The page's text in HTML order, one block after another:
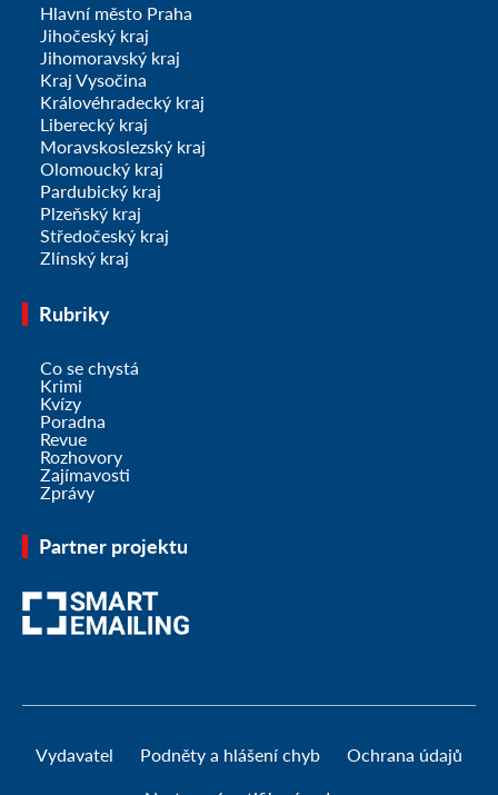
Hlavní město Praha
Jihočeský kraj
Jihomoravský kraj
Kraj Vysočina
Královéhradecký kraj
Liberecký kraj
Moravskoslezský kraj
Olomoucký kraj
Pardubický kraj
Plzeňský kraj
Středočeský kraj
Zlínský kraj
Rubriky
Co se chystá
Krimi
Kvízy
Poradna
Revue
Rozhovory
Zajímavosti
Zprávy
Partner projektu
Vydavatel Podněty a hlášení chyb Ochrana údajů